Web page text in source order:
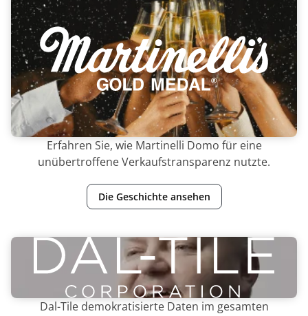
Erfahren Sie, wie Martinelli Domo für eine
unübertroffene Verkaufstransparenz nutzte.
Die Geschichte ansehen
Dal-Tile demokratisierte Daten im gesamten